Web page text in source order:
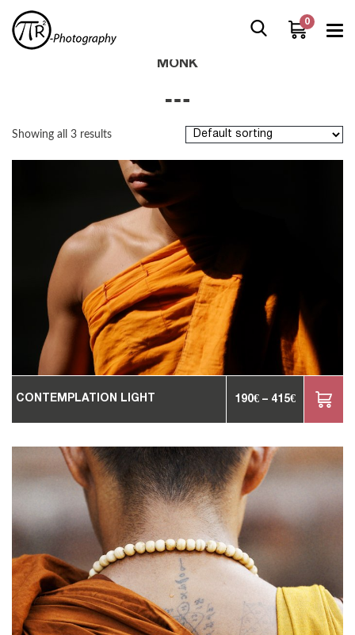
0
Home /
MONK
Showing all 3 results
CONTEMPLATION LIGHT 190€ – 415€